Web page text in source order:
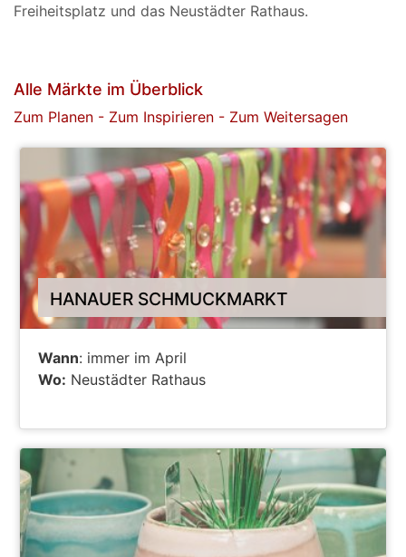
Freiheitsplatz und das Neustädter Rathaus.
Alle Märkte im Überblick
Zum Planen - Zum Inspirieren - Zum Weitersagen
HANAUER SCHMUCKMARKT
Wann: immer im April
Wo: Neustädter Rathaus